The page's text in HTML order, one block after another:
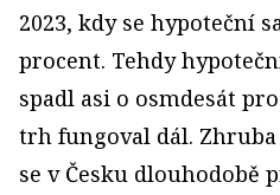
2023, kdy se hypoteční
procent. Tehdy
spadl asi o osmdesát
trh fungoval dál.
se v Česku dlouhodobě